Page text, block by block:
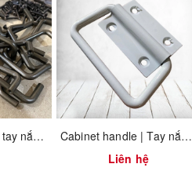
Gia công các loại tay nắm tủ
Cabinet handle | Tay nắm tủ sơn tĩnh điện trắng HD4060ZH
Liên hệ